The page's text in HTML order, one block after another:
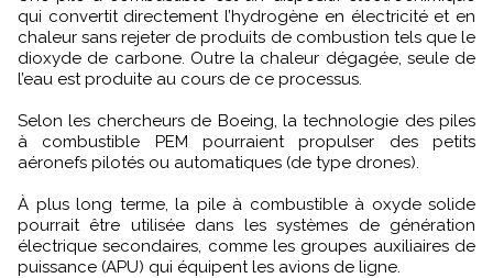
qui convertit directement l’hydrogène en électricité et en
chaleur sans rejeter de produits de combustion tels que le
dioxyde de carbone. Outre la chaleur dégagée, seule de
l’eau est produite au cours de ce processus.
Selon les chercheurs de Boeing, la technologie des piles
à combustible PEM pourraient propulser des petits
aéronefs pilotés ou automatiques (de type drones).
À plus long terme, la pile à combustible à oxyde solide
pourrait être utilisée dans les systèmes de génération
électrique secondaires, comme les groupes auxiliaires de
puissance (APU) qui équipent les avions de ligne.